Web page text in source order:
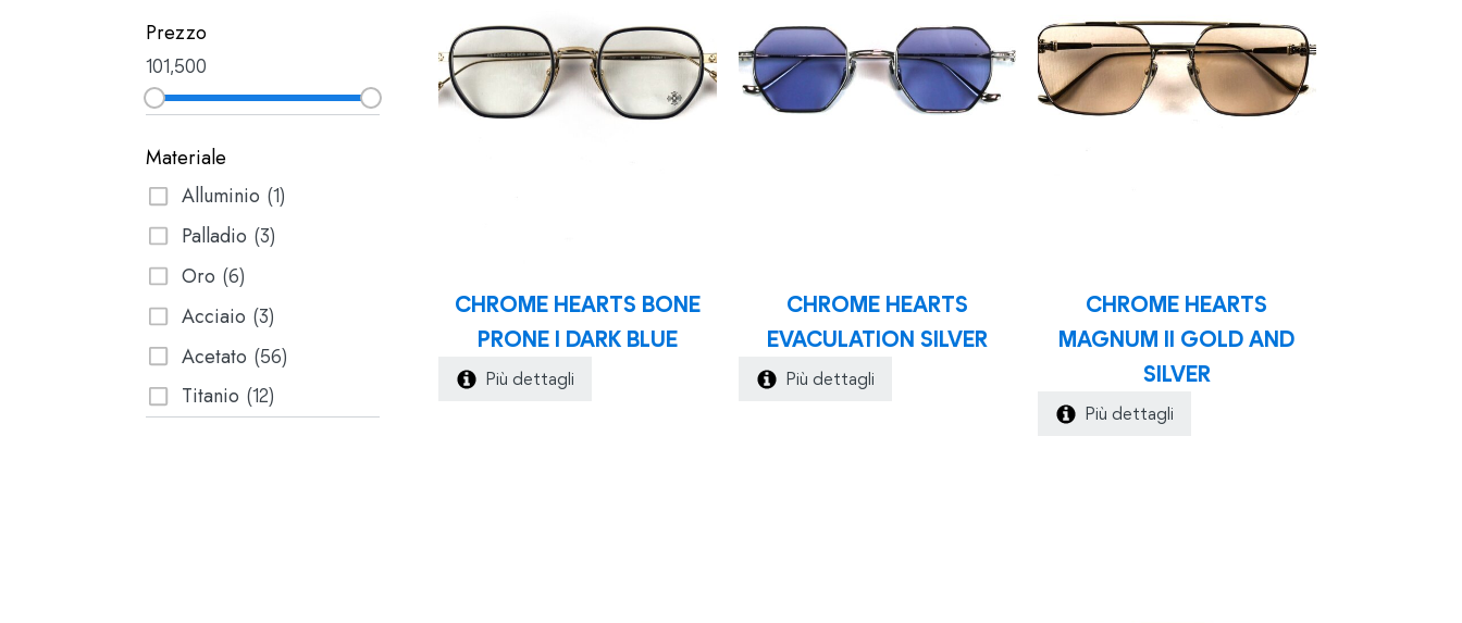
Prezzo
101,500
Materiale
Alluminio (1)
Palladio (3)
Oro (6)
Acciaio (3)
Acetato (56)
Titanio (12)
CHROME HEARTS BONE
PRONE I DARK BLUE
Più dettagli
CHROME HEARTS
EVACULATION SILVER
Più dettagli
CHROME HEARTS
MAGNUM II GOLD AND
SILVER
Più dettagli